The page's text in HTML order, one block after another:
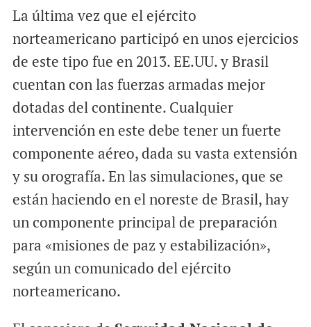
La última vez que el ejército
norteamericano participó en unos ejercicios
de este tipo fue en 2013. EE.UU. y Brasil
cuentan con las fuerzas armadas mejor
dotadas del continente. Cualquier
intervención en este debe tener un fuerte
componente aéreo, dada su vasta extensión
y su orografía. En las simulaciones, que se
están haciendo en el noreste de Brasil, hay
un componente principal de preparación
para «misiones de paz y estabilización»,
según un comunicado del ejército
norteamericano.